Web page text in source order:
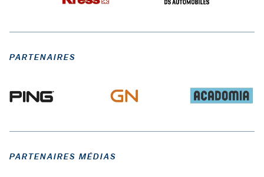
PARTENAIRES
PARTENAIRES MÉDIAS